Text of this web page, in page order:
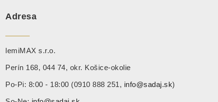
Adresa
lemiMAX s.r.o.
Perín 168, 044 74, okr. Košice-okolie
Po-Pi: 8:00 - 18:00 (0910 888 251, info@sadaj.sk)